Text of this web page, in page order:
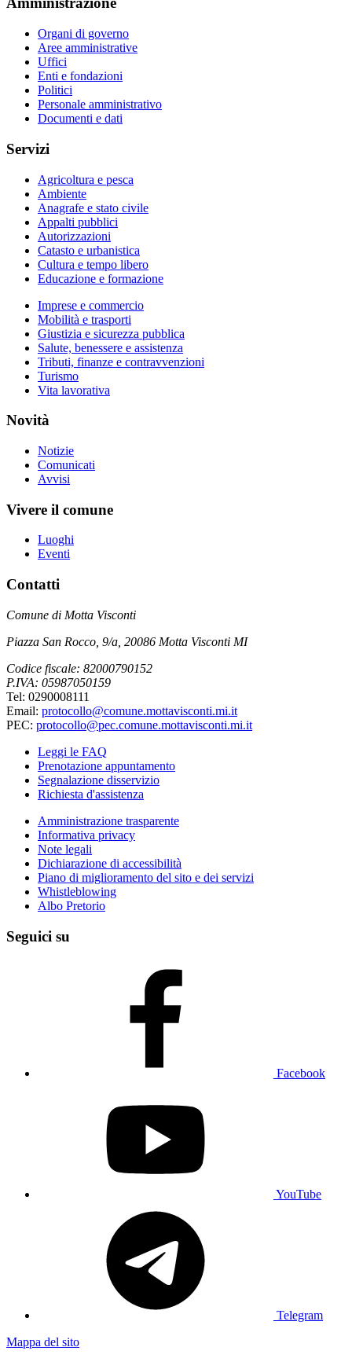
Organi di governo
Aree amministrative
Uffici
Enti e fondazioni
Politici
Personale amministrativo
Documenti e dati
Servizi
Agricoltura e pesca
Ambiente
Anagrafe e stato civile
Appalti pubblici
Autorizzazioni
Catasto e urbanistica
Cultura e tempo libero
Educazione e formazione
Imprese e commercio
Mobilità e trasporti
Giustizia e sicurezza pubblica
Salute, benessere e assistenza
Tributi, finanze e contravvenzioni
Turismo
Vita lavorativa
Novità
Notizie
Comunicati
Avvisi
Vivere il comune
Luoghi
Eventi
Contatti
Comune di Motta Visconti
Piazza San Rocco, 9/a, 20086 Motta Visconti MI
Codice fiscale: 82000790152
P.IVA: 05987050159
Tel: 0290008111
Email: protocollo@comune.mottavisconti.mi.it
PEC: protocollo@pec.comune.mottavisconti.mi.it
Leggi le FAQ
Prenotazione appuntamento
Segnalazione disservizio
Richiesta d'assistenza
Amministrazione trasparente
Informativa privacy
Note legali
Dichiarazione di accessibilità
Piano di miglioramento del sito e dei servizi
Whistleblowing
Albo Pretorio
Seguici su
Facebook
YouTube
Telegram
Mappa del sito